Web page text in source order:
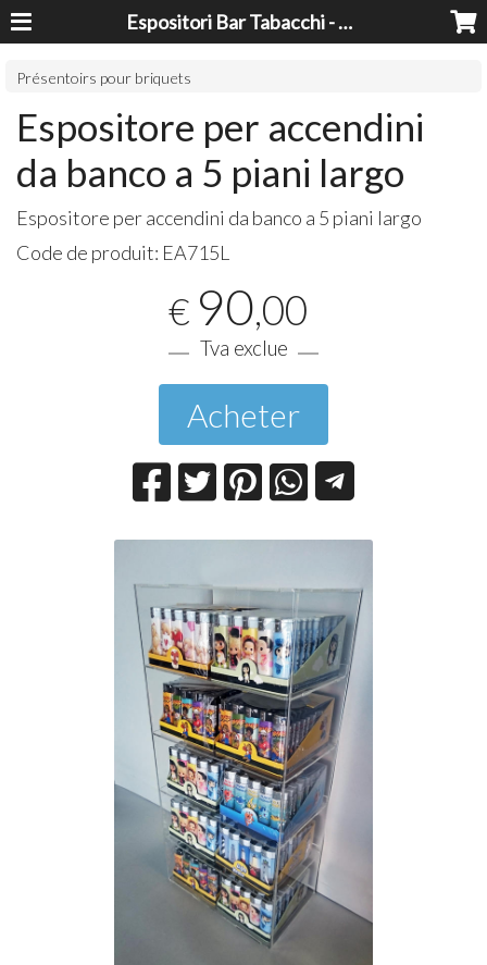
Espositori Bar Tabacchi - Lavorazioni Plexiglass Bari
Présentoirs pour briquets
Espositore per accendini
da banco a 5 piani largo
Espositore per accendini da banco a 5 piani largo
Code de produit: EA715L
€ 90,00
Tva exclue
Acheter